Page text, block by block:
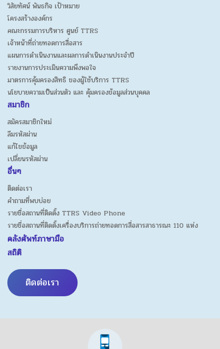
วิสัยทัศน์ พันธกิจ เป้าหมาย
โครงสร้างองค์กร
คณะกรรมการบริหาร ศูนย์ TTRS
เจ้าหน้าที่ถ่ายทอดการสื่อสาร
แผนการดำเนินงานและผลการดำเนินงานประจำปี
รายงานการประเมินความพึงพอใจ
มาตรการคุ้มครองสิทธิ ของผู้ใช้บริการ TTRS
นโยบายความเป็นส่วนตัว และ คุ้มครองข้อมูลส่วนบุคคล
สมาชิก
สมัครสมาชิกใหม่
ลืมรหัสผ่าน
แก้ไขข้อมูล
เปลี่ยนรหัสผ่าน
อื่นๆ
ติดต่อเรา
คำถามที่พบบ่อย
รายชื่อสถานที่ติดตั้ง TTRS Video Phone
รายชื่อสถานที่ติดตั้งเครื่องบริการถ่ายทอดการสื่อสารสาธารณะ 110 แห่ง
คลังศัพท์ภาษามือ
สถิติ
ติดต่อเรา